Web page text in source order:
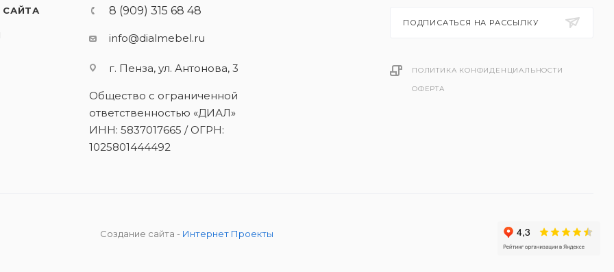
САЙТА 8 (909) 315 68 48
info@dialmebel.ru
г. Пенза, ул. Антонова, 3
Общество с ограниченной
ответственностью «ДИАЛ»
ИНН: 5837017665 / ОГРН:
1025801444492
ПОДПИСАТЬСЯ НА РАССЫЛКУ
ПОЛИТИКА КОНФИДЕНЦИАЛЬНОСТИ
ОФЕРТА
Создание сайта - Интернет Проекты